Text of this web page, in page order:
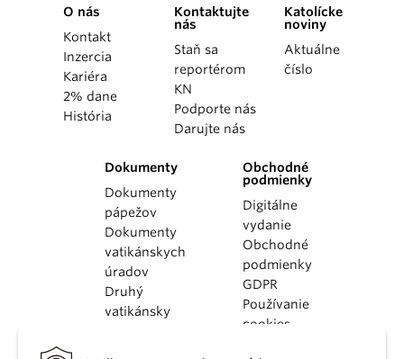
O nás
Kontakt
Inzercia
Kariéra
2% dane
História
Kontaktujte
nás
Staň sa
reportérom
KN
Podporte nás
Darujte nás
Katolícke
noviny
Aktuálne
číslo
Dokumenty
Dokumenty
pápežov
Dokumenty
vatikánskych
úradov
Druhý
vatikánsky
Obchodné
podmienky
Digitálne
vydanie
Obchodné
podmienky
GDPR
Používanie
cookies